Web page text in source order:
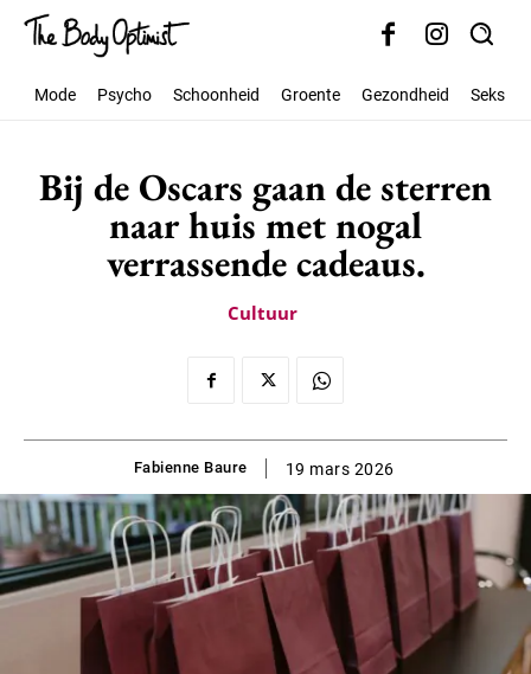
Mode Psycho Schoonheid Groente Gezondheid Seks
Bij de Oscars gaan de sterren
naar huis met nogal
verrassende cadeaus.
Cultuur
Fabienne Baure 19 mars 2026